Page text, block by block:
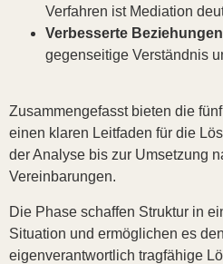
Verfahren ist Mediation
Verbesserte
gegenseitige Verständnis
Zusammengefasst bieten die
einen klaren Leitfaden für die
der Analyse bis zur Umsetzung
Vereinbarungen.
Die Phase schaffen Struktur in
Situation und ermöglichen es
eigenverantwortlich tragfähige